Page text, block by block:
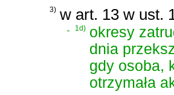
3) w art. 13 w ust.
„ 1d) okresy
dnia
gdy osoba,
otrzymała